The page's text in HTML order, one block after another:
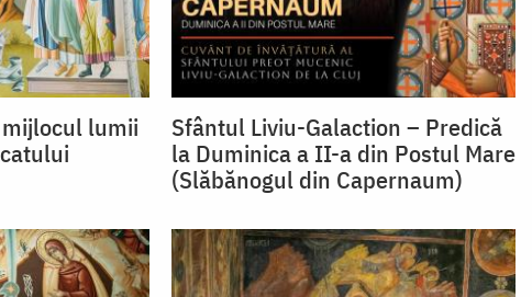
mijlocul lumii
Sfântul Liviu-Galaction – Predică
la Duminica a II-a din Postul Mare
(Slăbănogul din Capernaum)